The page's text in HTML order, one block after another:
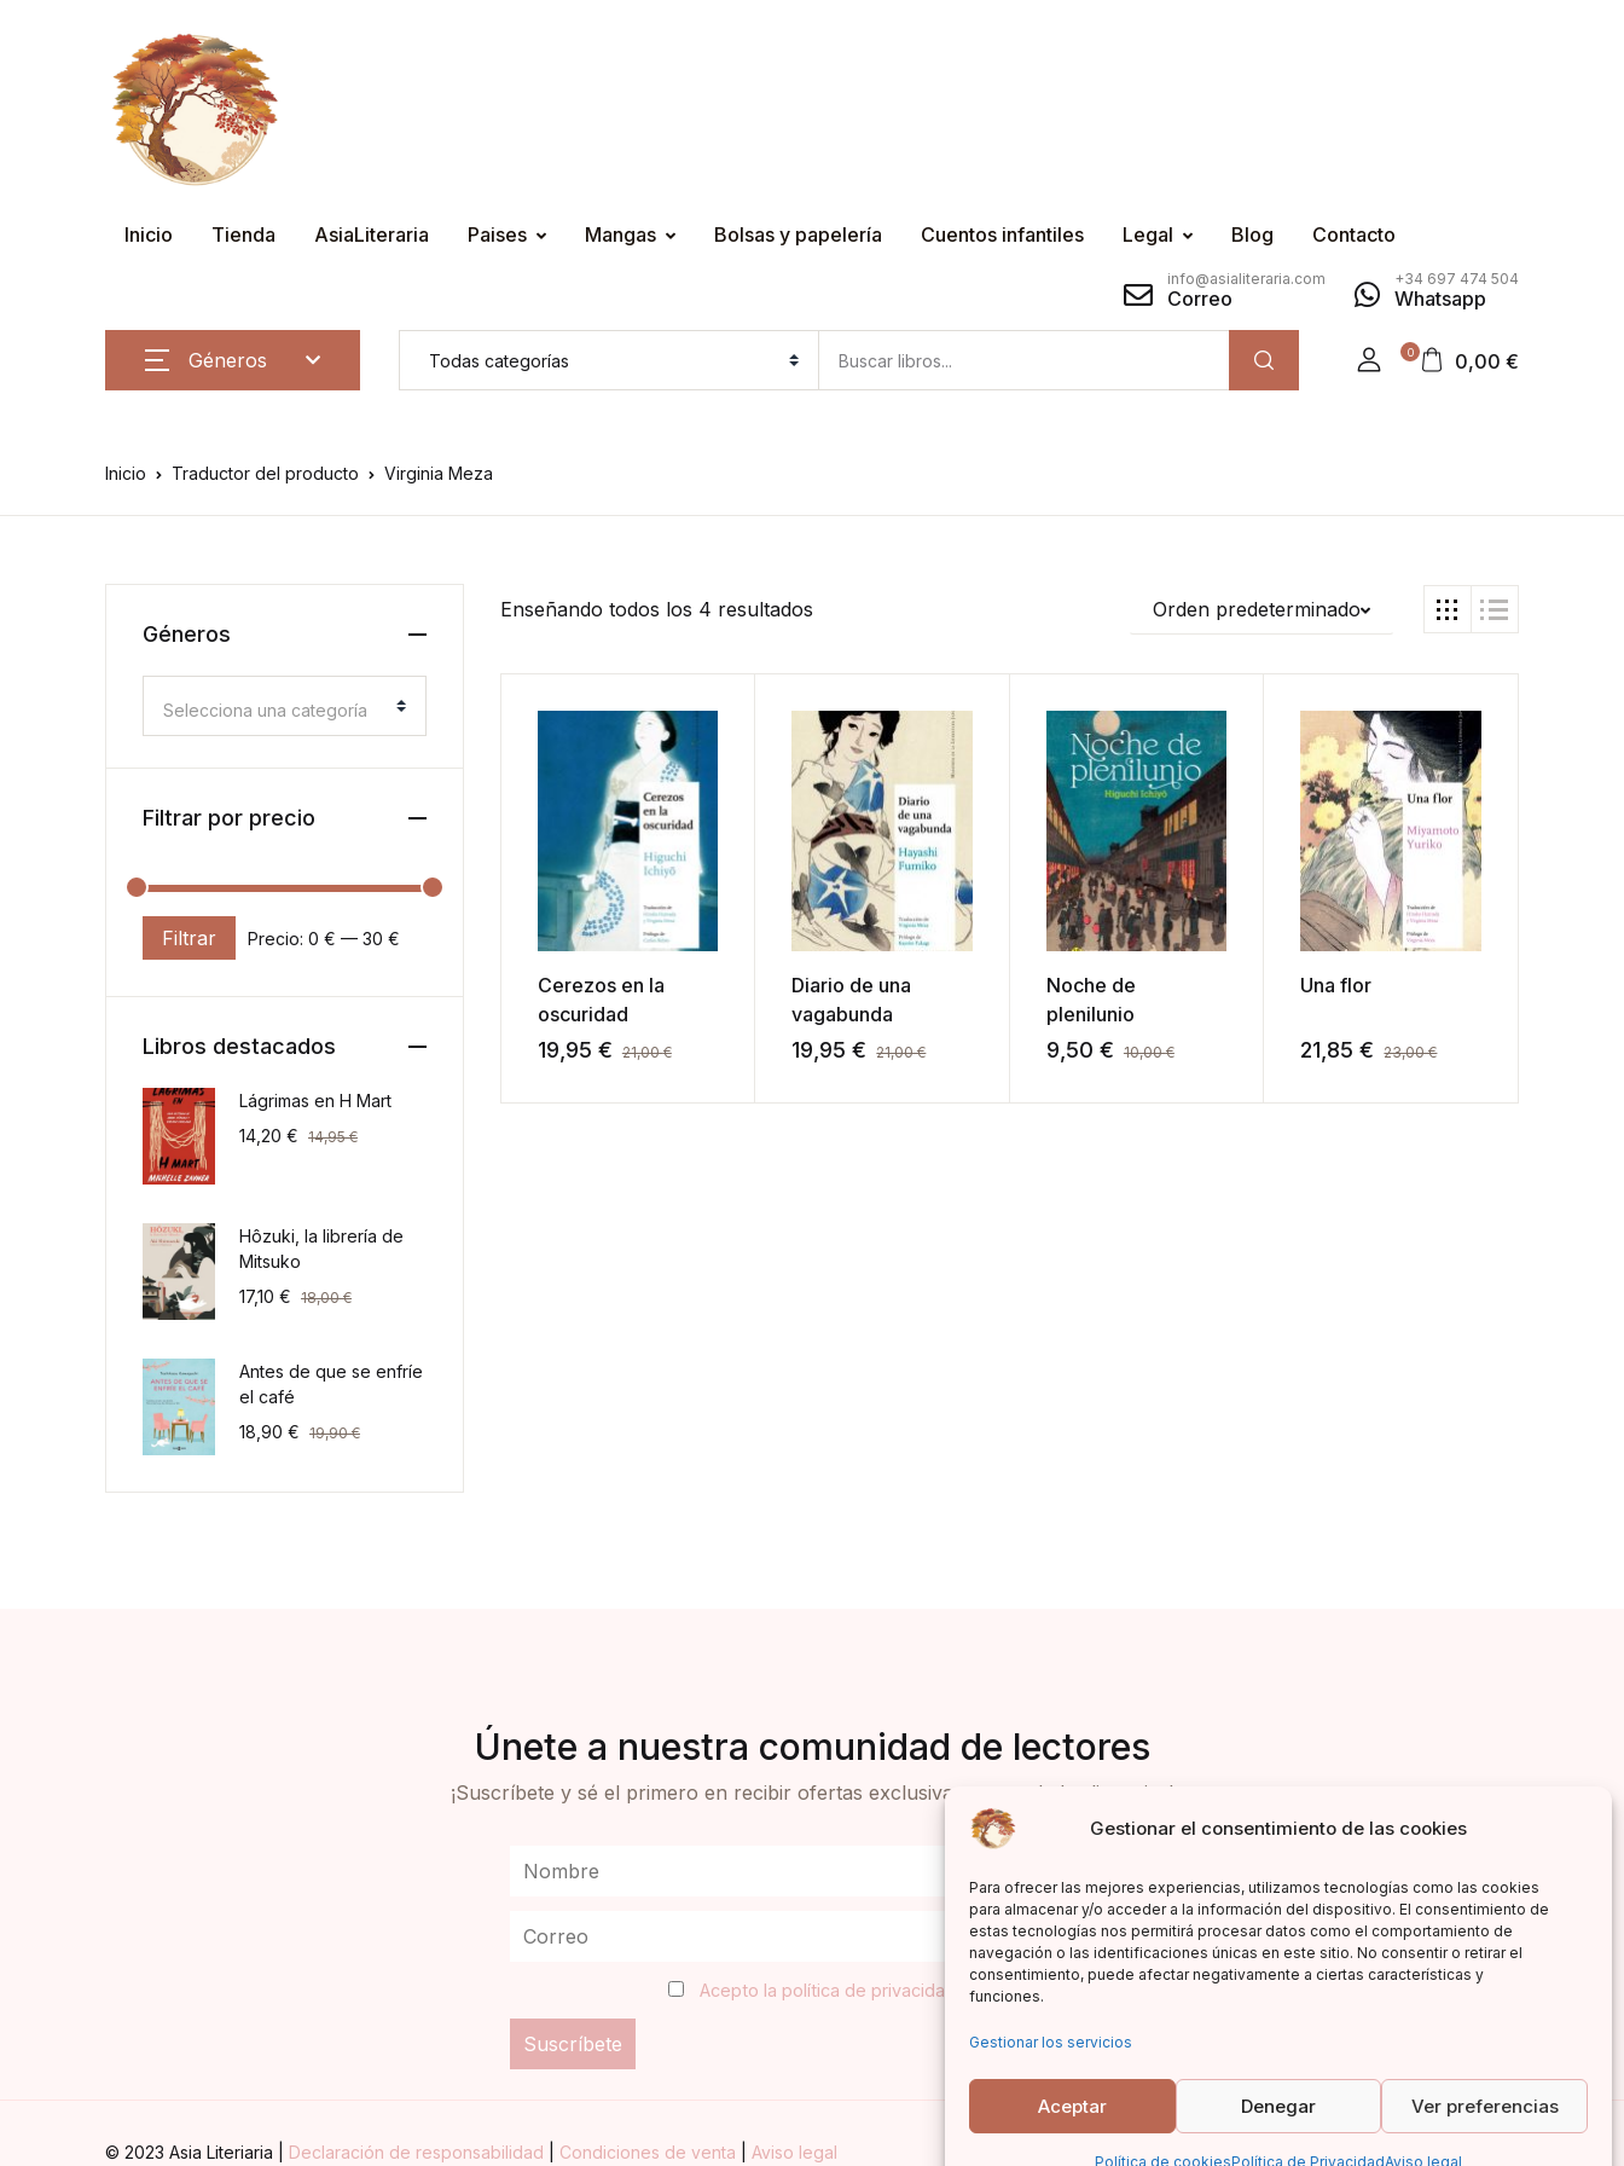
Gestionar el consentimiento de las cookies
Para ofrecer las mejores experiencias, utilizamos tecnologías como las cookies
para almacenar y/o acceder a la información del dispositivo. El consentimiento de
estas tecnologías nos permitirá procesar datos como el comportamiento de
navegación o las identificaciones únicas en este sitio. No consentir o retirar el
consentimiento, puede afectar negativamente a ciertas características y
funciones.
Gestionar los servicios
Aceptar Denegar Ver preferencias
Política de cookiesPolítica de PrivacidadAviso legal
Inicio Tienda AsiaLiteraria Paises Mangas Bolsas y papelería Cuentos infantiles Legal Blog Contacto
info@asialiteraria.com
Correo
+34 697 474 504
Whatsapp
Géneros 0 0,00 €
Inicio Traductor del producto Virginia Meza
Enseñando todos los 4 resultados Orden predeterminado
Cerezos en la
oscuridad
19,95 € 21,00€
Diario de una
vagabunda
19,95€ 21,00€
Noche de
plenilunio
9,50 € 10,00€
Una flor
21,85€ 23,00€
Géneros
Selecciona una categoría
Filtrar por precio
Precio mínimo
Precio máximo
Filtrar Precio: 0 € — 30 €
Libros destacados
Lágrimas en H Mart
14,20 € 14,95€
Hôzuki, la librería de
Mitsuko
17,10 € 18,00€
Antes de que se enfríe
el café
18,90 € 19,90€
Únete a nuestra comunidad de lectores
¡Suscríbete y sé el primero en recibir ofertas exclusivas y novedades literarias!
Acepto la política de privacidad
© 2023 Asia Literiaria | Declaración de responsabilidad Condiciones de venta Aviso legal